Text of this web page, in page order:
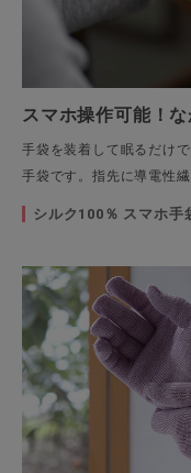
スマホ操作可能！
手袋を装着して眠るだけ
手袋です。指先に導電性
シルク100％ スマホ手